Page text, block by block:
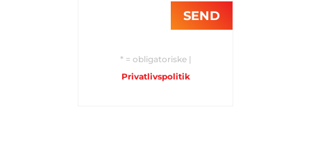
SEND
* = obligatoriske |
Privatlivspolitik